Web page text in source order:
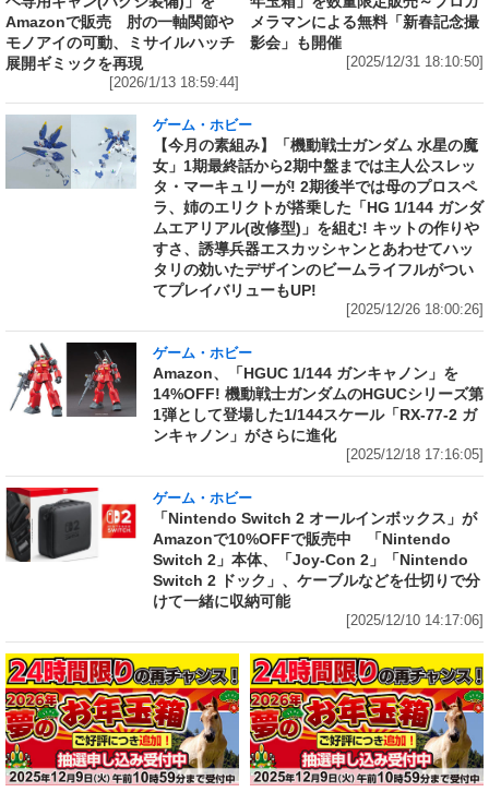
Amazonで販売 肘の一軸関節や
モノアイの可動、ミサイルハッチ
展開ギミックを再現
[2026/1/13 18:59:44]
メラマンによる無料「新春記念撮
影会」も開催
[2025/12/31 18:10:50]
ゲーム・ホビー
【今月の素組み】「機動戦士ガンダム 水星の魔
女」1期最終話から2期中盤までは主人公スレッ
タ・マーキュリーが! 2期後半では母のプロスペ
ラ、姉のエリクトが搭乗した「HG 1/144 ガンダ
ムエアリアル(改修型)」を組む! キットの作りや
すさ、誘導兵器エスカッシャンとあわせてハッ
タリの効いたデザインのビームライフルがつい
てプレイバリューもUP!
[2025/12/26 18:00:26]
ゲーム・ホビー
Amazon、「HGUC 1/144 ガンキャノン」を
14%OFF! 機動戦士ガンダムのHGUCシリーズ第
1弾として登場した1/144スケール「RX-77-2 ガ
ンキャノン」がさらに進化
[2025/12/18 17:16:05]
ゲーム・ホビー
「Nintendo Switch 2 オールインボックス」が
Amazonで10%OFFで販売中 「Nintendo
Switch 2」本体、「Joy-Con 2」「Nintendo
Switch 2 ドック」、ケーブルなどを仕切りで分
けて一緒に収納可能
[2025/12/10 14:17:06]